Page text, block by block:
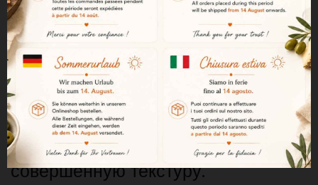
Маркировка «Etiqueta Negra»
соответствует высшему качеству
линейки Trevélez. Она
предполагает выдержку не менее
23 месяцев, что позволяет развить
более сложный аромат и более
совершенную текстуру.